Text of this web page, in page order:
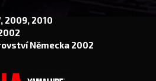
2009, 2010
Německa 2002